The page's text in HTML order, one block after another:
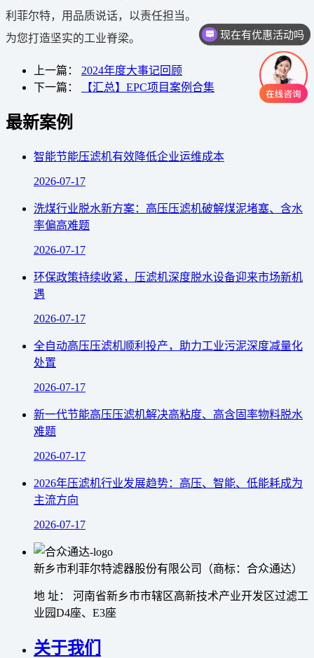
利菲尔特，用品质说话，以责任担当。
为您打造坚实的工业脊梁。
上一篇： 2024年度大事记回顾
下一篇：
【汇总】EPC项目案例合集
最新案例
智能节能压滤机有效降低企业运维成本
2026-07-17
洗煤行业脱水新方案：高压压滤机破解煤泥堵塞、含水
率偏高难题
2026-07-17
环保政策持续收紧，压滤机深度脱水设备迎来市场新机
遇
2026-07-17
全自动高压压滤机顺利投产，助力工业污泥深度减量化
处置
2026-07-17
新一代节能高压压滤机解决高粘度、高含固率物料脱水
难题
2026-07-17
2026年压滤机行业发展趋势：高压、智能、低能耗成为
主流方向
2026-07-17
新乡市利菲尔特滤器股份有限公司（商标：合众通达）
地 址： 河南省新乡市市辖区高新技术产业开发区过滤工
业园D4座、E3座
关于我们
现在有优惠活动吗